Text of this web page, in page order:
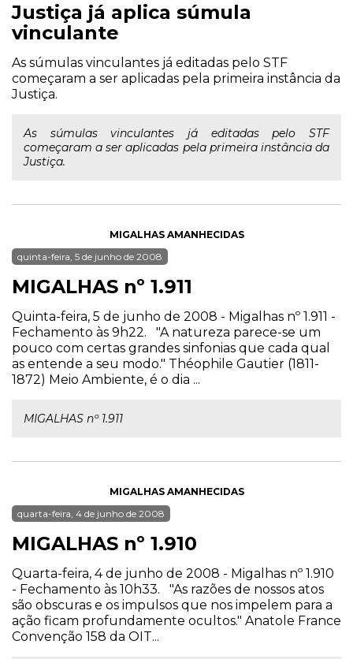
Justiça já aplica súmula
vinculante
As súmulas vinculantes já editadas pelo STF
começaram a ser aplicadas pela primeira instância da
Justiça.
As súmulas vinculantes já editadas pelo STF
começaram a ser aplicadas pela primeira instância da
Justiça.
MIGALHAS AMANHECIDAS
quinta-feira, 5 de junho de 2008
MIGALHAS nº 1.911
Quinta-feira, 5 de junho de 2008 - Migalhas nº 1.911 -
Fechamento às 9h22. "A natureza parece-se um
pouco com certas grandes sinfonias que cada qual
as entende a seu modo." Théophile Gautier (1811-
1872) Meio Ambiente, é o dia ...
MIGALHAS nº 1.911
MIGALHAS AMANHECIDAS
quarta-feira, 4 de junho de 2008
MIGALHAS nº 1.910
Quarta-feira, 4 de junho de 2008 - Migalhas nº 1.910
- Fechamento às 10h33. "As razões de nossos atos
são obscuras e os impulsos que nos impelem para a
ação ficam profundamente ocultos." Anatole France
Convenção 158 da OIT...